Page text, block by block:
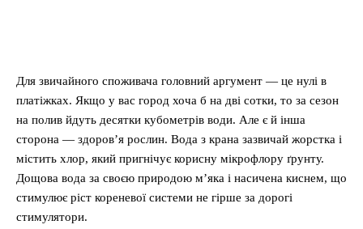
Для звичайного споживача головний аргумент — це нулі в
платіжках. Якщо у вас город хоча б на дві сотки, то за сезон
на полив йдуть десятки кубометрів води. Але є й інша
сторона — здоров’я рослин. Вода з крана зазвичай жорстка і
містить хлор, який пригнічує корисну мікрофлору ґрунту.
Дощова вода за своєю природою м’яка і насичена киснем, що
стимулює ріст кореневої системи не гірше за дорогі
стимулятори.